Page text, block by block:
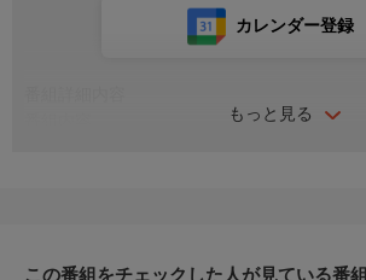
もっと見る
カレンダー登録
この番組をチェックした人が見ている番組